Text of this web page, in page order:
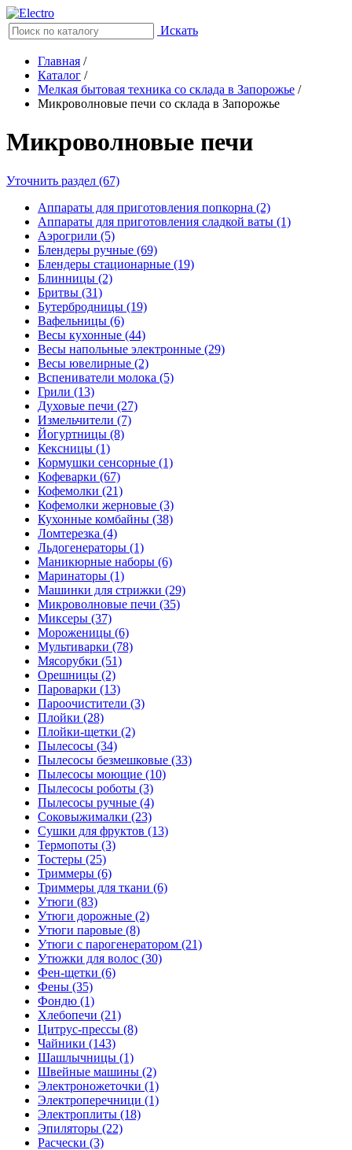
Искать
Главная /
Каталог /
Мелкая бытовая техника со склада в Запорожье /
Микроволновые печи со склада в Запорожье
Микроволновые печи
Уточнить раздел (67)
Аппараты для приготовления попкорна (2)
Аппараты для приготовления сладкой ваты (1)
Аэрогрили (5)
Блендеры ручные (69)
Блендеры стационарные (19)
Блинницы (2)
Бритвы (31)
Бутербродницы (19)
Вафельницы (6)
Весы кухонные (44)
Весы напольные электронные (29)
Весы ювелирные (2)
Вспениватели молока (5)
Грили (13)
Духовые печи (27)
Измельчители (7)
Йогуртницы (8)
Кексницы (1)
Кормушки сенсорные (1)
Кофеварки (67)
Кофемолки (21)
Кофемолки жерновые (3)
Кухонные комбайны (38)
Ломтерезка (4)
Льдогенераторы (1)
Маникюрные наборы (6)
Маринаторы (1)
Машинки для стрижки (29)
Микроволновые печи (35)
Миксеры (37)
Мороженицы (6)
Мультиварки (78)
Мясорубки (51)
Орешницы (2)
Пароварки (13)
Пароочистители (3)
Плойки (28)
Плойки-щетки (2)
Пылесосы (34)
Пылесосы безмешковые (33)
Пылесосы моющие (10)
Пылесосы роботы (3)
Пылесосы ручные (4)
Соковыжималки (23)
Сушки для фруктов (13)
Термопоты (3)
Тостеры (25)
Триммеры (6)
Триммеры для ткани (6)
Утюги (83)
Утюги дорожные (2)
Утюги паровые (8)
Утюги с парогенератором (21)
Утюжки для волос (30)
Фен-щетки (6)
Фены (35)
Фондю (1)
Хлебопечи (21)
Цитрус-прессы (8)
Чайники (143)
Шашлычницы (1)
Швейные машины (2)
Электроножеточки (1)
Электроперечници (1)
Электроплиты (18)
Эпиляторы (22)
Расчески (3)